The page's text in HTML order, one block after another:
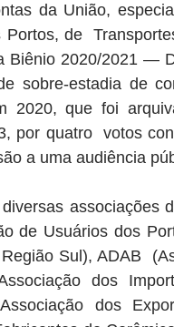
da União,
de
Biênio 2020/2021 —
sobre-estadia de
2020, que foi
por quatro  votos
a uma audiência
associações
de Usuários dos
Sul), ADAB
dos
dos